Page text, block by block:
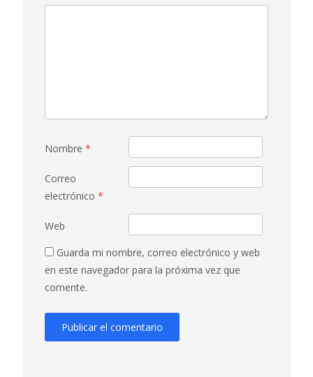
Nombre *
Correo
electrónico *
Web
Guarda mi nombre, correo electrónico y web
en este navegador para la próxima vez que
comente.